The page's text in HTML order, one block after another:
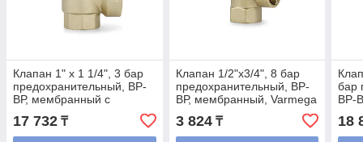
Клапан 1" х 1 1/4", 3 бар
предохранительный, ВР-
ВР, мембранный с
манометром, Varmega
17 732 ₸
Клапан 1/2"х3/4", 8 бар
предохранительный, ВР-
ВР, мембранный, Varmega
3 824₸
бар
ВР-
18